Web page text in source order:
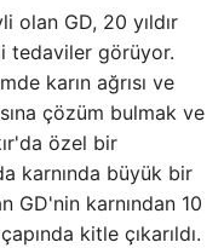
olan GD, 20 yıldır
tedaviler görüyor.
karın ağrısı ve
çözüm bulmak ve
özel bir
karnında büyük bir
GD'nin karnından 10
kitle çıkarıldı.